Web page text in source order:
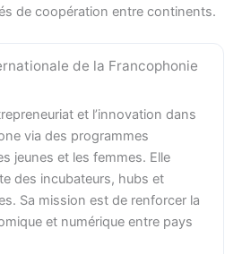
de coopération entre continents.
de la Francophonie
et l’innovation dans
via des programmes
jeunes et les femmes. Elle
des incubateurs, hubs et
Sa mission est de renforcer la
et numérique entre pays